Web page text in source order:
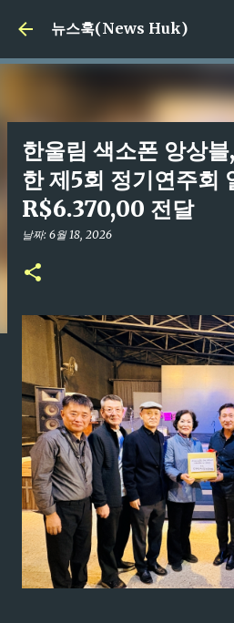
기본 콘텐츠로
뉴스훅(News Huk)
한울림 색소폰 앙상
한 제5회 정기연주회
R$6.370,00 전달
날짜: 6월 18, 2026